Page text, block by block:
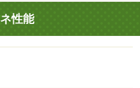
／洗面化粧台／駐輪場／最
バス／ウォークインクロゼ
／東南角住戸／二人入居相
／２沿線利用可／ネット使
間換気システム／電子ロッ
可／敷地内ごみ置き場／東
性能